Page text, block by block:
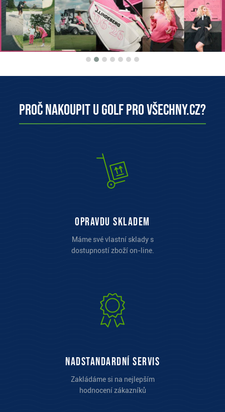
Proč nakoupit u Golf pro všechny.cz?
opravdu skladem
Máme své vlastní sklady s
dostupností zboží on-line.
Nadstandardní servis
Zakládáme si na nejlepším
hodnocení zákazníků